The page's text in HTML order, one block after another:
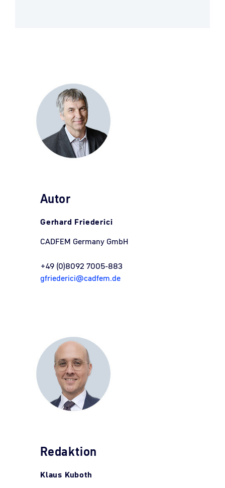
Autor
Gerhard Friederici
CADFEM Germany GmbH
+49 (0)8092 7005-883
gfriederici@cadfem.de
Redaktion
Klaus Kuboth